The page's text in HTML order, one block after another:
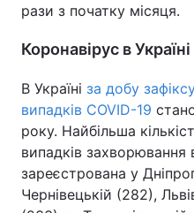
рази з початку місяця.
Коронавірус в Україні
В Україні за добу
випадків COVID-19
року. Найбільша
випадків захворювання
зареєстрована у
Чернівецькій (282),